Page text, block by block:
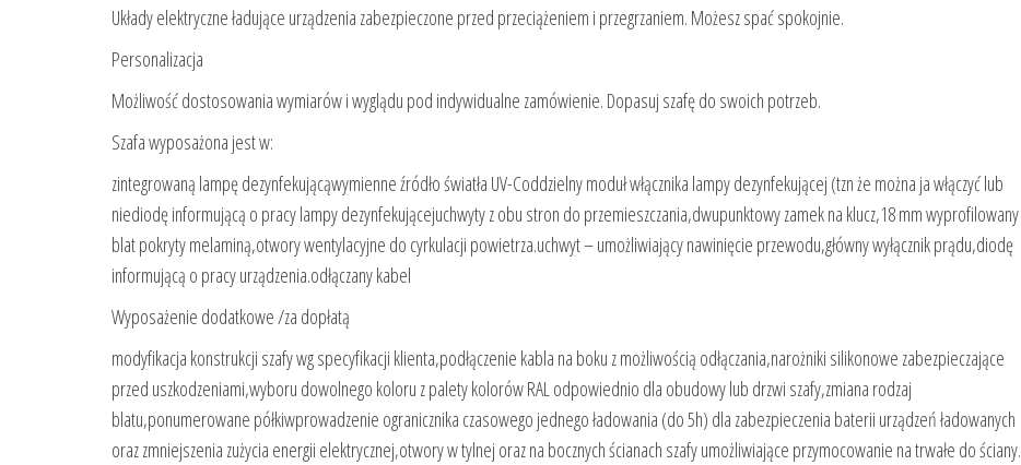
Układy elektryczne ładujące urządzenia zabezpieczone przed przeciążeniem i przegrzaniem. Możesz spać spokojnie.
Personalizacja
Możliwość dostosowania wymiarów i wyglądu pod indywidualne zamówienie. Dopasuj szafę do swoich potrzeb.
Szafa wyposażona jest w:
zintegrowaną lampę dezynfekującąwymienne źródło światła UV-Coddzielny moduł włącznika lampy dezynfekującej (tzn że można ja włączyć lub
niediodę informującą o pracy lampy dezynfekującejuchwyty z obu stron do przemieszczania,dwupunktowy zamek na klucz,18 mm wyprofilowany
blat pokryty melaminą,otwory wentylacyjne do cyrkulacji powietrza.uchwyt – umożliwiający nawinięcie przewodu,główny wyłącznik prądu,diodę
informującą o pracy urządzenia.odłączany kabel
Wyposażenie dodatkowe /za dopłatą
modyfikacja konstrukcji szafy wg specyfikacji klienta,podłączenie kabla na boku z możliwością odłączania,narożniki silikonowe zabezpieczające
przed uszkodzeniami,wyboru dowolnego koloru z palety kolorów RAL odpowiednio dla obudowy lub drzwi szafy,zmiana rodzaj
blatu,ponumerowane półkiwprowadzenie ogranicznika czasowego jednego ładowania (do 5h) dla zabezpieczenia baterii urządzeń ładowanych
oraz zmniejszenia zużycia energii elektrycznej,otwory w tylnej oraz na bocznych ścianach szafy umożliwiające przymocowanie na trwałe do ściany.